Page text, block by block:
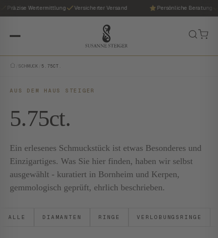
Präzise Wertermittlung Versicherter Versand Persönliche Beratung
SCHMUCK 5.75CT.
AUS DEM HAUS STEIGER
5.75ct.
Ein erlesenes Schmuckstück ist etwas Besonderes und
Einzigartiges. Was Sie hier finden, haben wir selbst
ausgewählt - kuratiert in Bornheim und Kerpen,
gemmologisch geprüft, ehrlich beschrieben.
ALLE DIAMANTEN RINGE VERLOBUNGSRINGE